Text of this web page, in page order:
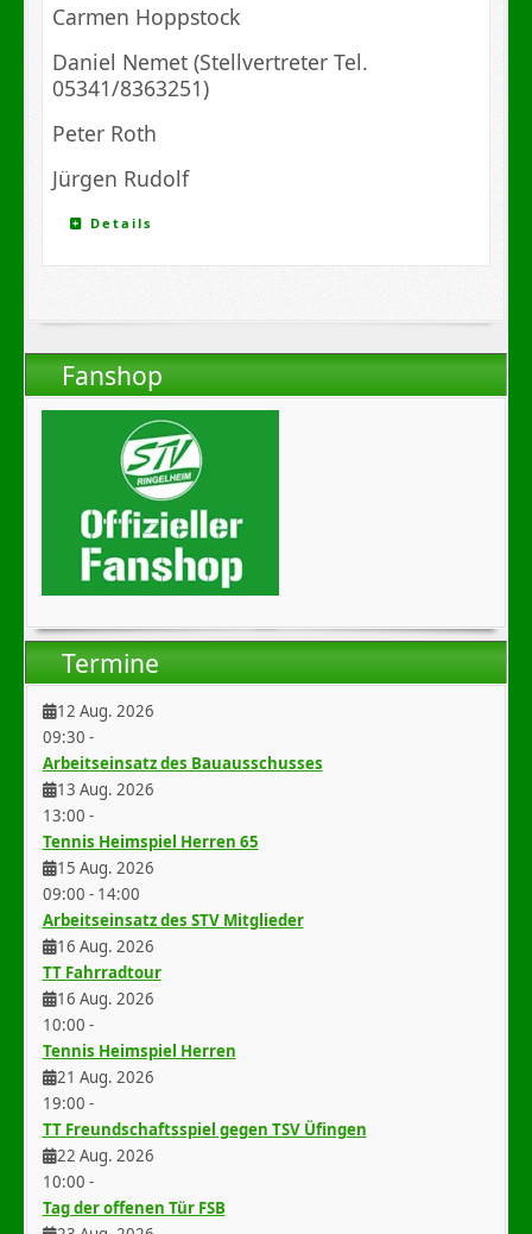
Fanshop
Termine
12 Aug. 2026
09:30 -
Arbeitseinsatz des Bauausschusses
13 Aug. 2026
13:00 -
Tennis Heimspiel Herren 65
15 Aug. 2026
09:00 - 14:00
Arbeitseinsatz des STV Mitglieder
16 Aug. 2026
TT Fahrradtour
16 Aug. 2026
10:00 -
Tennis Heimspiel Herren
21 Aug. 2026
19:00 -
TT Freundschaftsspiel gegen TSV Üfingen
22 Aug. 2026
10:00 -
Tag der offenen Tür FSB
Carmen Hoppstock
Daniel Nemet (Stellvertreter Tel.
05341/8363251)
Peter Roth
Jürgen Rudolf
Details